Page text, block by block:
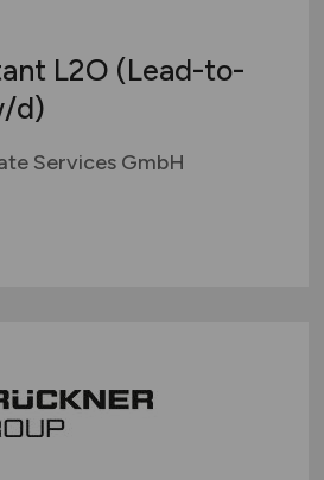
L2O (Lead-to-
d)
Services GmbH